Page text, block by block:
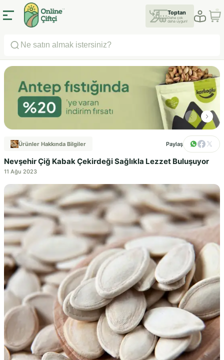
Toptan
Daha çok
daha uygun!
Ürünler Hakkında Bilgiler Paylaş
Nevşehir Çiğ Kabak Çekirdeği Sağlıkla Lezzet Buluşuyor
11 Ağu 2023